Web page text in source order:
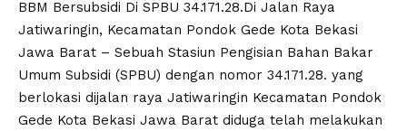
BBM Bersubsidi Di SPBU 34.171.28.Di Jalan Raya
Jatiwaringin, Kecamatan Pondok Gede Kota Bekasi
Jawa Barat – Sebuah Stasiun Pengisian Bahan Bakar
Umum Subsidi (SPBU) dengan nomor 34.171.28. yang
berlokasi dijalan raya Jatiwaringin Kecamatan Pondok
Gede Kota Bekasi Jawa Barat diduga telah melakukan